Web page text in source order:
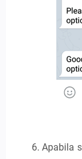
Apabila